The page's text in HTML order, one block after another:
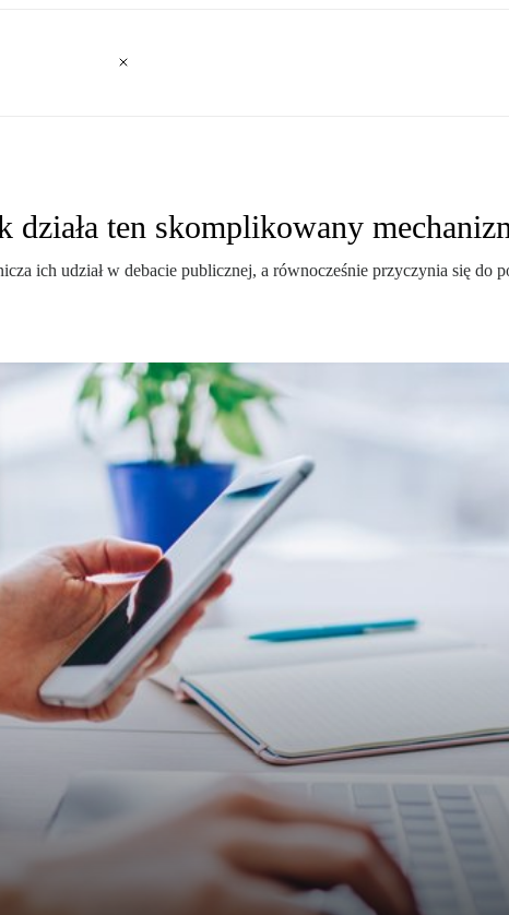
ten skomplikowany
ich udział w debacie publicznej, a równocześnie przyczynia się do